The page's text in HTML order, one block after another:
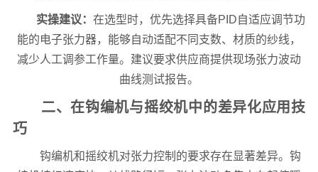
实操建议： 在选型时，优先选择具备PID自适应调节功
能的电子张力器，能够自动适配不同支数、材质的纱线，
减少人工调参工作量。建议要求供应商提供现场张力波动
曲线测试报告。
二、在钩编机与摇绞机中的差异化应用技
巧
钩编机和摇绞机对张力控制的要求存在显著差异。钩